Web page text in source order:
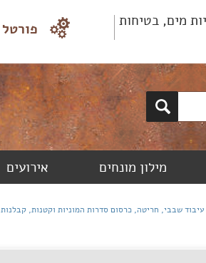
מים, בטיחות
מילון מונחים אירועים
עיבוד שבבי, חריטה, כרסום סדרות המוניות וקטנות,